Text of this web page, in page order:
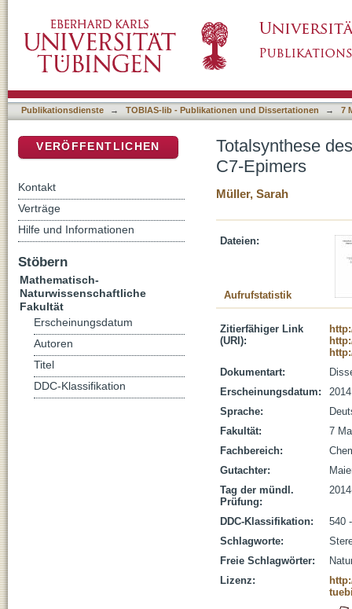
Publikationsdienste → TOBIAS-lib - Publikationen und Dissertationen → 7
Totalsynthese
C7-Epimers
Müller, Sarah
Dateien:
Aufrufstatistik
Zitierfähiger Link
(URI):
Dokumentart:
Erscheinungsdatum:
2014
Sprache:
Fakultät:
7
Fachbereich:
Gutachter:
Tag der mündl.
Prüfung:
DDC-Klassifikation:
540
Schlagworte:
Freie Schlagwörter:
Lizenz:
VERÖFFENTLICHEN
Kontakt
Verträge
Hilfe und Informationen
Stöbern
Mathematisch-
Naturwissenschaftliche
Fakultät
Erscheinungsdatum
Autoren
Titel
DDC-Klassifikation